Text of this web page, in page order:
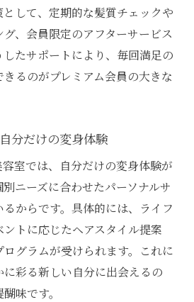
して、定期的な髪質チェックや
、会員限定のアフターサービス
たサポートにより、毎回満足の
るのがプレミアム会員の大きな
分だけの変身体験
室では、自分だけの変身体験が
ニーズに合わせたパーソナルサ
からです。具体的には、ライフ
トに応じたヘアスタイル提案
グラムが受けられます。これに
彩る新しい自分に出会えるの
味です。